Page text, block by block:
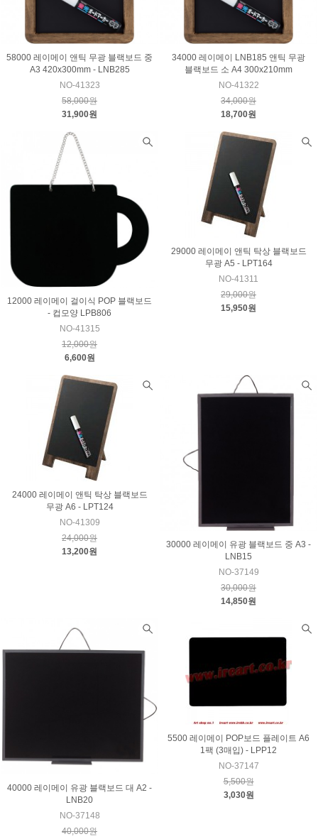
58000 레이메이 앤틱 무광 블랙보드 중
A3 420x300mm - LNB285
NO-41323
58,000원
31,900원
34000 레이메이 LNB185 앤틱 무광
블랙보드 소 A4 300x210mm
NO-41322
34,000원
18,700원
12000 레이메이 걸이식 POP 블랙보드
- 컵모양 LPB806
NO-41315
12,000원
6,600원
29000 레이메이 앤틱 탁상 블랙보드
무광 A5 - LPT164
NO-41311
29,000원
15,950원
24000 레이메이 앤틱 탁상 블랙보드
무광 A6 - LPT124
NO-41309
24,000원
13,200원
30000 레이메이 유광 블랙보드 중 A3 -
LNB15
NO-37149
30,000원
14,850원
40000 레이메이 유광 블랙보드 대 A2 -
LNB20
NO-37148
40,000원
5500 레이메이 POP보드 플레이트 A6
1팩 (3매입) - LPP12
NO-37147
5,500원
3,030원